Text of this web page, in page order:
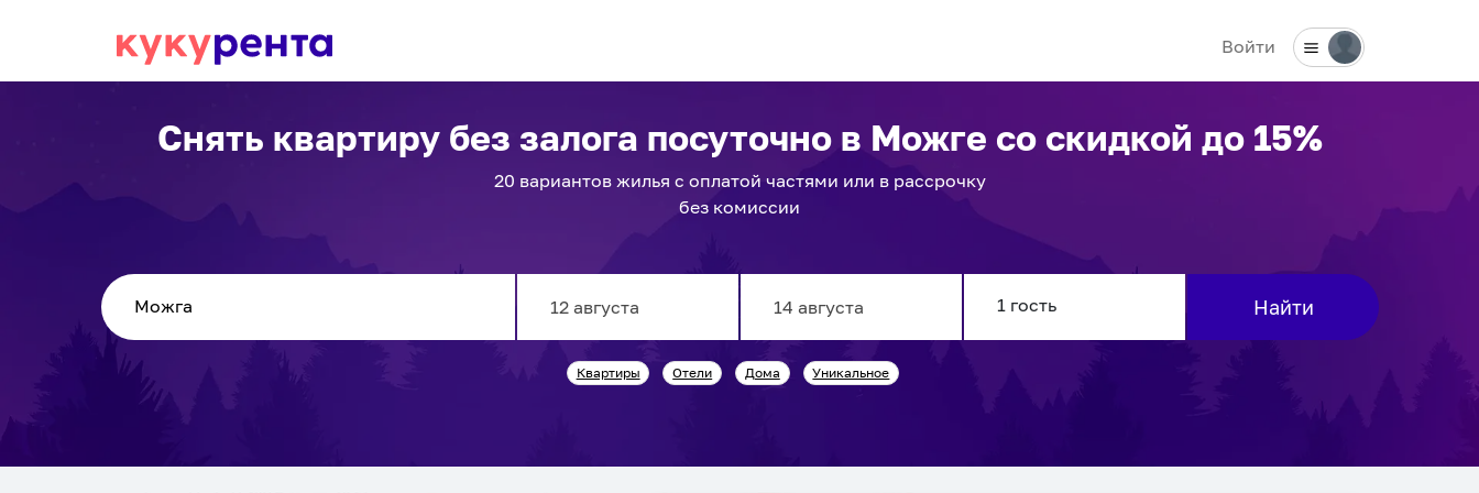
Войти
Снять квартиру без залога посуточно в Можге со скидкой до 15%
20 вариантовжилья с оплатой частями или в рассрочку
без комиссии
forward
backward
Найти
Квартиры Отели Дома Уникальное